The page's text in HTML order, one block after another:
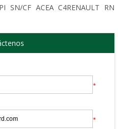
SN/CF ACEA C4RENAULT RN
*
*